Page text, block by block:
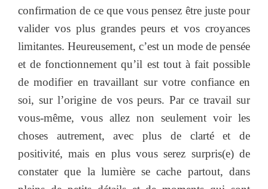
confirmation de ce que vous pensez être juste pour
valider vos plus grandes peurs et vos croyances
limitantes. Heureusement, c’est un mode de pensée
et de fonctionnement qu’il est tout à fait possible
de modifier en travaillant sur votre confiance en
soi, sur l’origine de vos peurs. Par ce travail sur
vous-même, vous allez non seulement voir les
choses autrement, avec plus de clarté et de
positivité, mais en plus vous serez surpris(e) de
constater que la lumière se cache partout, dans